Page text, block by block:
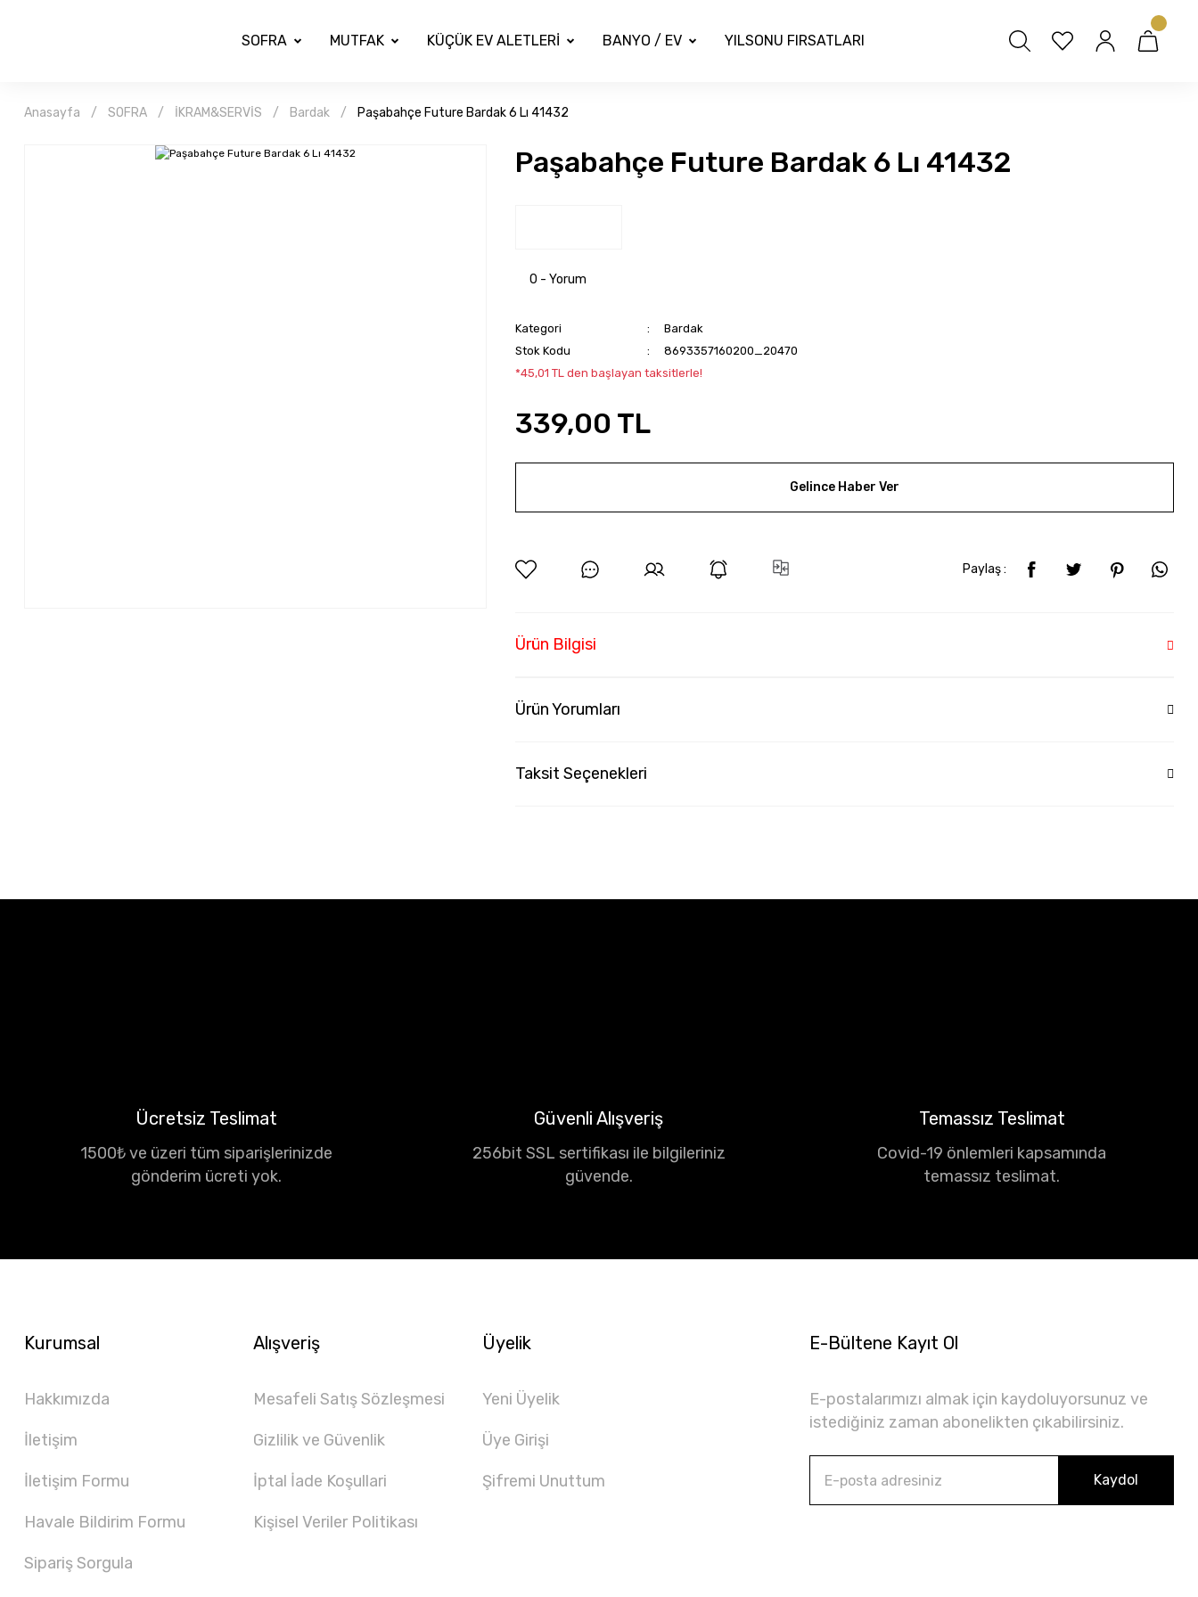
SOFRA MUTFAK KÜÇÜK EV ALETLERİ BANYO / EV YILSONU FIRSATLARI
Anasayfa SOFRA İKRAM&SERVİS Bardak Paşabahçe Future Bardak 6 Lı 41432
Paşabahçe Future Bardak 6 Lı 41432
0 - Yorum
Kategori
Bardak
Stok Kodu
8693357160200_20470
*45,01 TL den başlayan taksitlerle!
339,00 TL
Gelince Haber Ver
Paylaş :
Ürün Bilgisi
Ürün Yorumları
Taksit Seçenekleri
Ücretsiz Teslimat
1500₺ ve üzeri tüm siparişlerinizde
gönderim ücreti yok.
Güvenli Alışveriş
256bit SSL sertifikası ile bilgileriniz
güvende.
Temassız Teslimat
Covid-19 önlemleri kapsamında
temassız teslimat.
Kurumsal
Hakkımızda
İletişim
İletişim Formu
Havale Bildirim Formu
Sipariş Sorgula
Alışveriş
Mesafeli Satış Sözleşmesi
Gizlilik ve Güvenlik
İptal İade Koşullari
Kişisel Veriler Politikası
Üyelik
Yeni Üyelik
Üye Girişi
Şifremi Unuttum
E-Bültene Kayıt Ol
E-postalarımızı almak için kaydoluyorsunuz ve
istediğiniz zaman abonelikten çıkabilirsiniz.
Kaydol